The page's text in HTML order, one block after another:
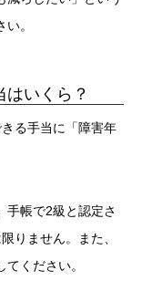
。
いくら？
る手当に「障害年
手帳で2級と認定さ
りません。また、
ください。